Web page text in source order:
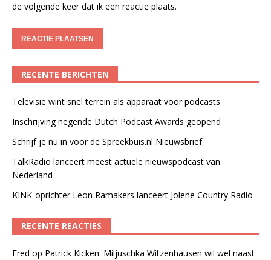
de volgende keer dat ik een reactie plaats.
RECENTE BERICHTEN
Televisie wint snel terrein als apparaat voor podcasts
Inschrijving negende Dutch Podcast Awards geopend
Schrijf je nu in voor de Spreekbuis.nl Nieuwsbrief
TalkRadio lanceert meest actuele nieuwspodcast van
Nederland
KINK-oprichter Leon Ramakers lanceert Jolene Country Radio
RECENTE REACTIES
Fred op Patrick Kicken: Miljuschka Witzenhausen wil wel naast